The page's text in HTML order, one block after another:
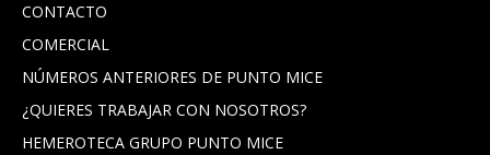
CONTACTO
COMERCIAL
NÚMEROS ANTERIORES DE PUNTO MICE
¿QUIERES TRABAJAR CON NOSOTROS?
HEMEROTECA GRUPO PUNTO MICE